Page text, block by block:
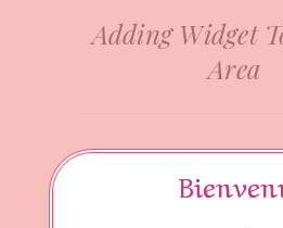
Adding Widget
Area